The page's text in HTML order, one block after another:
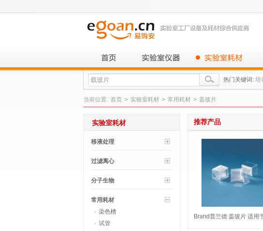
热门关键词: 培
当前位置: 首页 > 实验室耗材 > 常用耗材 > 盖玻片
推荐产品
Brand普兰德 盖玻片 适用
实验室耗材
移液处理
过滤离心
分子生物
常用耗材
染色槽
试管